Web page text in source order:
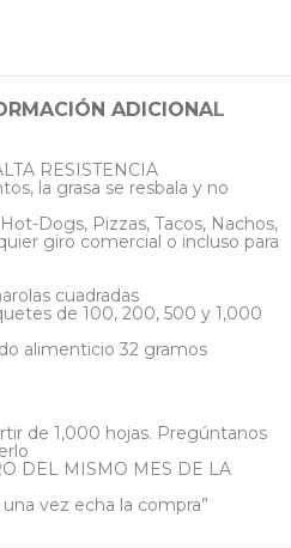
ADICIONAL
RESISTENCIA
la grasa se resbala y no
Dogs, Pizzas, Tacos, Nachos,
giro comercial o incluso para
cuadradas
de 100, 200, 500 y 1,000
alimenticio 32 gramos
de 1,000 hojas. Pregúntanos
DEL MISMO MES DE LA
vez echa la compra”